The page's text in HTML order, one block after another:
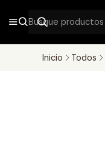
Inicio Todos